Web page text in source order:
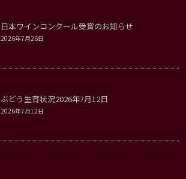
日本ワインコンクール受賞のお知らせ
2026年7月26日
ぶどう生育状況2026年7月12日
2026年7月12日